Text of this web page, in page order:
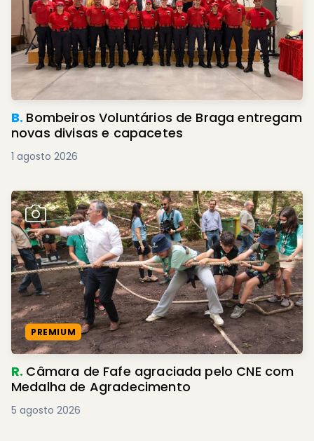
B. Bombeiros Voluntários de Braga entregam
novas divisas e capacetes
1 agosto 2026
PREMIUM
R. Câmara de Fafe agraciada pelo CNE com
Medalha de Agradecimento
5 agosto 2026